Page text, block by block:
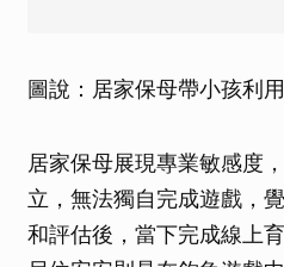
圖說：居家保母帶小孩利
居家保母展現專業敏感度
立，無法獨自完成遊戲，
和評估後，當下完成線上